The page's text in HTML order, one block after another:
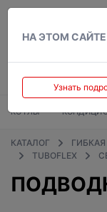
НА ЭТОМ
Узнать
КОТЛЫ
КАТАЛОГ
TUBOFLEX